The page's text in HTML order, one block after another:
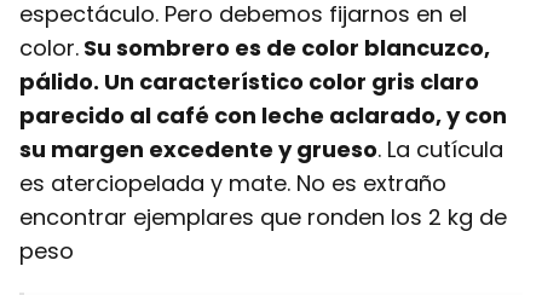
espectáculo. Pero debemos fijarnos en el
color. Su sombrero es de color blancuzco,
pálido. Un característico color gris claro
parecido al café con leche aclarado, y con
su margen excedente y grueso. La cutícula
es aterciopelada y mate. No es extraño
encontrar ejemplares que ronden los 2 kg de
peso